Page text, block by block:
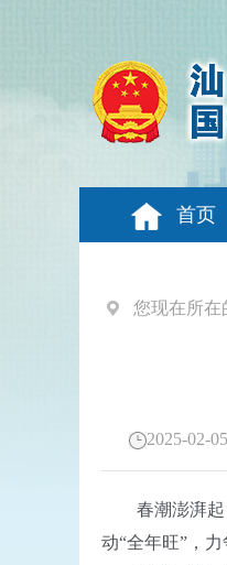
首页
您现在所在
2025-02-
春潮澎湃起，
动“全年旺”，